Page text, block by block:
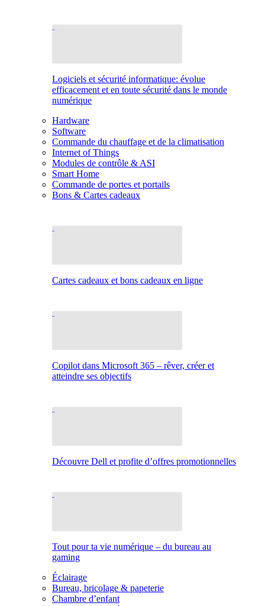
Logiciels et sécurité informatique: évolue
efficacement et en toute sécurité dans le monde
numérique
Hardware
Software
Commande du chauffage et de la climatisation
Internet of Things
Modules de contrôle & ASI
Smart Home
Commande de portes et portails
Bons & Cartes cadeaux
Cartes cadeaux et bons cadeaux en ligne
Copilot dans Microsoft 365 – rêver, créer et
atteindre ses objectifs
Découvre Dell et profite d’offres promotionnelles
Tout pour ta vie numérique – du bureau au
gaming
Éclairage
Bureau, bricolage & papeterie
Chambre d’enfant